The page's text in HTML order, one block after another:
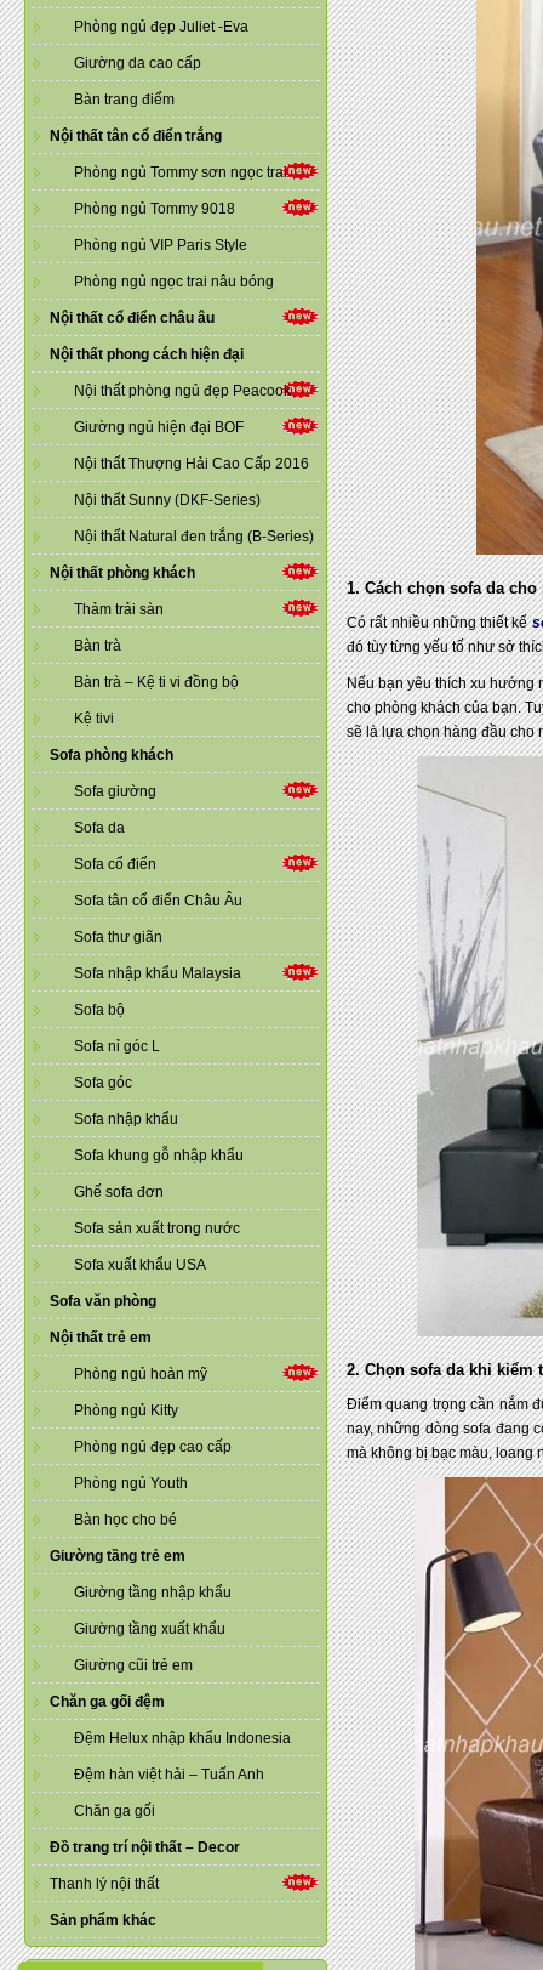
Phòng ngủ đẹp Juliet -Eva
Giường da cao cấp
Bàn trang điểm
Nội thất tân cổ điển trắng
Phòng ngủ Tommy sơn ngọc trai
Phòng ngủ Tommy 9018
Phòng ngủ VIP Paris Style
Phòng ngủ ngọc trai nâu bóng
Nội thất cổ điển châu âu
Nội thất phong cách hiện đại
Nội thất phòng ngủ đẹp Peacook
Giường ngủ hiện đại BOF
Nội thất Thượng Hải Cao Cấp 2016
Nội thất Sunny (DKF-Series)
Nội thất Natural đen trắng (B-Series)
Nội thất phòng khách
Thảm trải sàn
Bàn trà
Bàn trà – Kệ ti vi đồng bộ
Kệ tivi
Sofa phòng khách
Sofa giường
Sofa da
Sofa cổ điển
Sofa tân cổ điển Châu Âu
Sofa thư giãn
Sofa nhập khẩu Malaysia
Sofa bộ
Sofa nỉ góc L
Sofa góc
Sofa nhập khẩu
Sofa khung gỗ nhập khẩu
Ghế sofa đơn
Sofa sản xuất trong nước
Sofa xuất khẩu USA
Sofa văn phòng
Nội thất trẻ em
Phòng ngủ hoàn mỹ
Phòng ngủ Kitty
Phòng ngủ đẹp cao cấp
Phòng ngủ Youth
Bàn học cho bé
Giường tầng trẻ em
Giường tầng nhập khẩu
Giường tầng xuất khẩu
Giường cũi trẻ em
Chăn ga gối đệm
Đệm Helux nhập khẩu Indonesia
Đệm hàn việt hải – Tuấn Anh
Chăn ga gối
Đồ trang trí nội thất – Decor
Thanh lý nội thất
Sản phẩm khác
1. Cách chọn sofa da
Có rất nhiều những thiết kế
đó tùy từng yếu tố như sở
Nếu bạn yêu thích xu hướng
cho phòng khách của bạn.
sẽ là lựa chọn hàng đầu cho
2. Chọn sofa da khi kiểm
Điểm quang trọng cần nắm
nay, những dòng sofa đang
mà không bị bạc màu, loang